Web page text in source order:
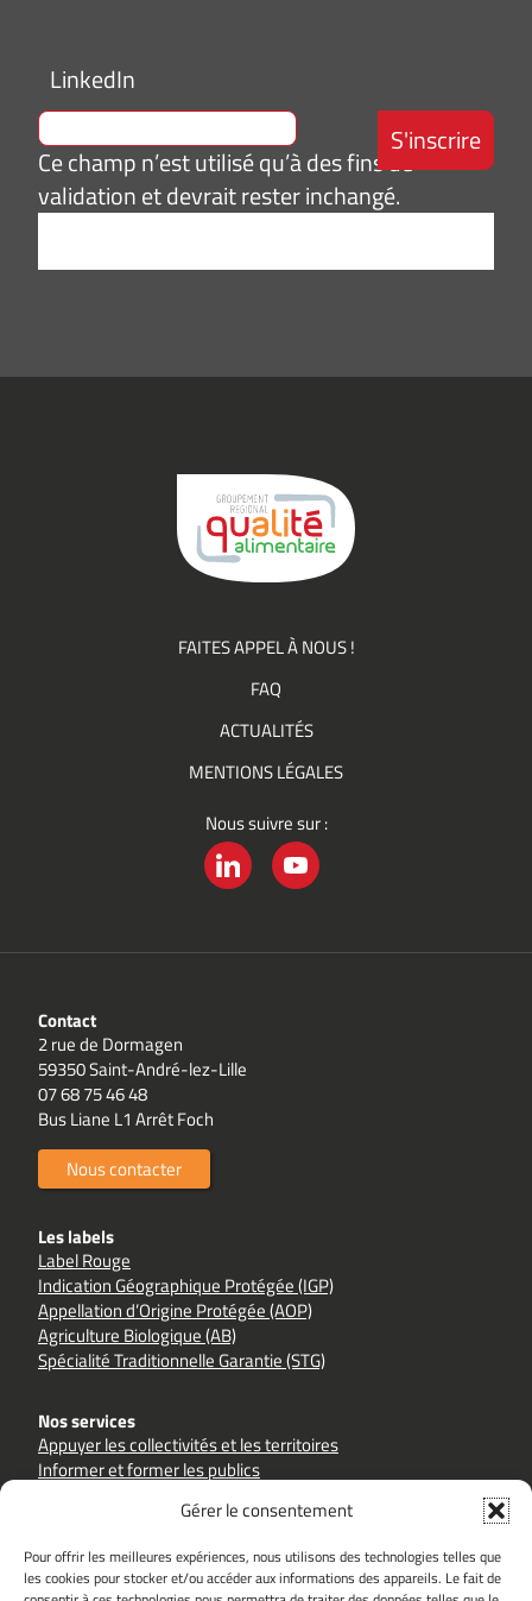
Gérer le consentement
Pour offrir les meilleures expériences, nous utilisons des technologies telles que
les cookies pour stocker et/ou accéder aux informations des appareils. Le fait de
LinkedIn
Ce champ n’est utilisé qu’à des fins de
validation et devrait rester inchangé.
e-
FAITES APPEL À NOUS !
FAQ
ACTUALITÉS
MENTIONS LÉGALES
Nous suivre sur :
Contact
2 rue de Dormagen
59350 Saint-André-lez-Lille
07 68 75 46 48
Bus Liane L1 Arrêt Foch
Nous contacter
Les labels
Label Rouge
Indication Géographique Protégée (IGP)
Appellation d’Origine Protégée (AOP)
Agriculture Biologique (AB)
Spécialité Traditionnelle Garantie (STG)
Nos services
Appuyer les collectivités et les territoires
Informer et former les publics